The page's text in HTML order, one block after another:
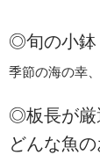
◎旬の小鉢
季節の海の幸
◎板長が厳
どんな魚